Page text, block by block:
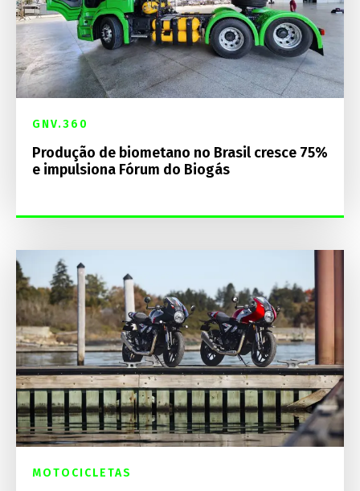
GNV.360
Produção de biometano no Brasil cresce 75%
e impulsiona Fórum do Biogás
MOTOCICLETAS